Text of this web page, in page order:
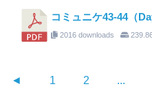
コミュニケ43-44（
2016 downloads
◄ 1 2 ...